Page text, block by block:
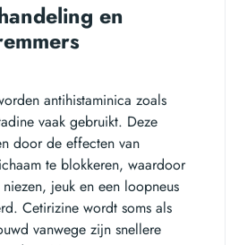
en
antihistaminica zoals
vaak gebruikt. Deze
door de effecten van
te blokkeren, waardoor
jeuk en een loopneus
Cetirizine wordt soms als
vanwege zijn snellere